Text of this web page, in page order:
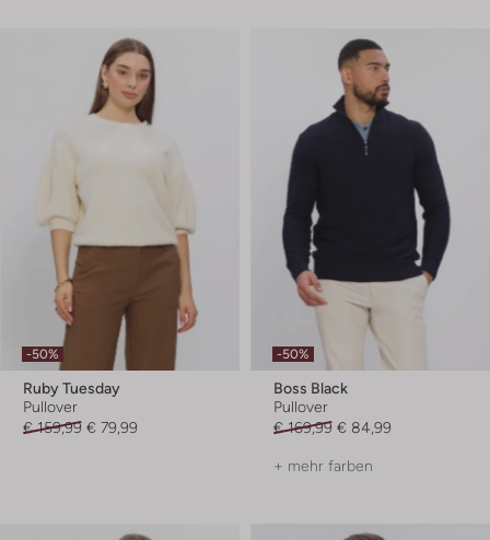
-50%
Ruby Tuesday
Pullover
€ 159,99 € 79,99
-50%
Boss Black
Pullover
€ 169,99 € 84,99
+ mehr farben